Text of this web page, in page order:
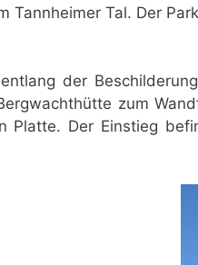
Tannheimer Tal. Der
der
zum
Platte. Der Einstieg